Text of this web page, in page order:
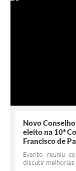
Novo
eleito na 10ª
Francisco de
Evento reuniu
discutir melhorias